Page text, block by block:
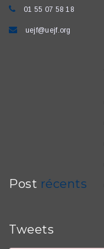
01 55 07 58 18
uejf@uejf.org
Post récents
Tweets